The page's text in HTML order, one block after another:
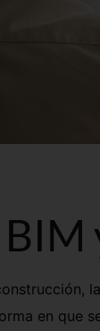
en que